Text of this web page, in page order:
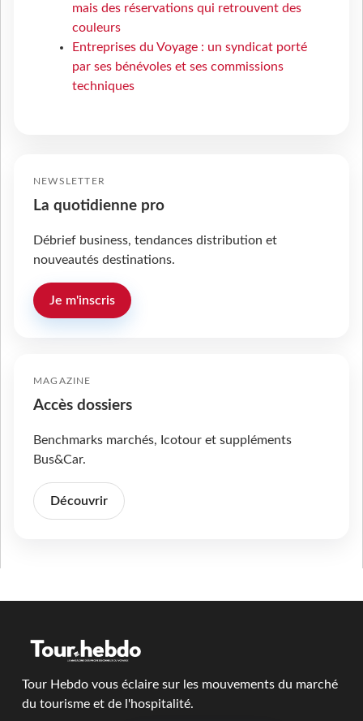
mais des réservations qui retrouvent des
couleurs
Entreprises du Voyage : un syndicat porté
par ses bénévoles et ses commissions
techniques
NEWSLETTER
La quotidienne pro
Débrief business, tendances distribution et
nouveautés destinations.
Je m'inscris
MAGAZINE
Accès dossiers
Benchmarks marchés, Icotour et suppléments
Bus&Car.
Découvrir
Tour Hebdo vous éclaire sur les mouvements du marché
du tourisme et de l'hospitalité.